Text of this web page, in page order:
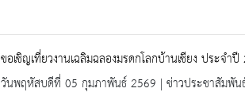
ขอเชิญเที่ยวงานเฉลิมฉลองมรดกโลกบ้านเชียง ประจ
วันพฤหัสบดีที่ 05 กุมภาพันธ์ 2569 | ข่าวประชาสัมพัน